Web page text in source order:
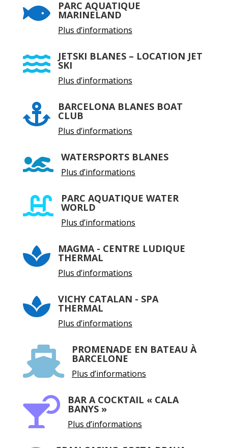
 PARC AQUATIQUE
MARINELAND
Plus d’informations
 JETSKI BLANES – LOCATION JET
SKI
Plus d’informations
 BARCELONA BLANES BOAT
CLUB
Plus d’informations
 WATERSPORTS BLANES
Plus d’informations
 PARC AQUATIQUE WATER
WORLD
Plus d’informations
 MAGMA - CENTRE LUDIQUE
THERMAL
Plus d’informations
 VICHY CATALAN - SPA
THERMAL
Plus d’informations
 PROMENADE EN BATEAU À
BARCELONE
Plus d’informations
 BAR A COCKTAIL « CALA
BANYS »
Plus d’informations